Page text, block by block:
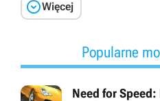
Więcej
Popularne
Need for Speed: